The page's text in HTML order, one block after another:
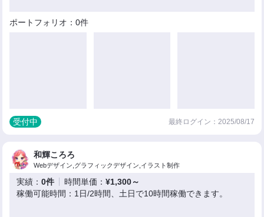
ポートフォリオ：0件
受付中 最終ログイン：2025/08/17
和輝ころろ
Webデザイン,グラフィックデザイン,イラスト制作
実績：0件 時間単価：¥1,300～
稼働可能時間：1日/2時間、土日で10時間稼働できます。